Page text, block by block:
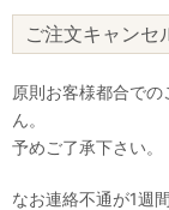
ご注文キャンセ
原則お客様都合で
ん。
予めご了承下さい。
なお連絡不通が1週